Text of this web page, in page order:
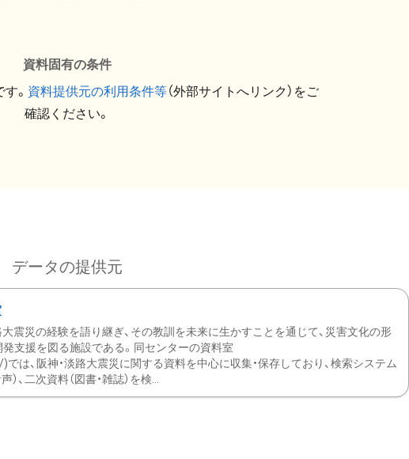
資料固有の条件
。 資料提供元の利用条件等（外部サイトへリンク）をご
確認ください。
データの提供元
大震災の経験を語り継ぎ、その教訓を未来に生かすことを通じて、災害文化の形
発支援を図る施設である。同センターの資料室
、阪神・淡路大震災に関する資料を中心に収集・保存しており、検索システム
、二次資料（図書・雑誌）を検...